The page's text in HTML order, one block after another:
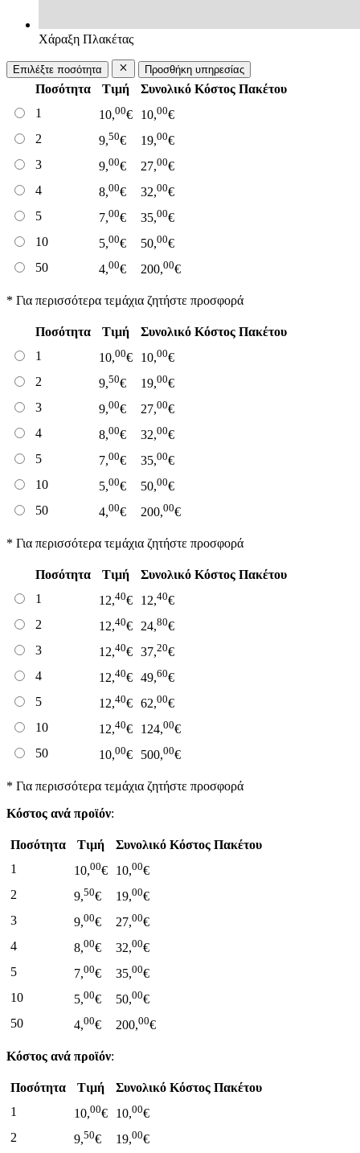
Χάραξη Πλακέτας
Επιλέξτε ποσότητα Προσθήκη υπηρεσίας
Ποσότητα Τιμή
Συνολικό Κόστος Πακέτου
1
10,00€ 10,00€
2
9,50€ 19,00€
3
9,00€ 27,00€
4
8,00€ 32,00€
5
7,00€ 35,00€
10
5,00€ 50,00€
50
4,00€ 200,00€
* Για περισσότερα τεμάχια ζητήστε προσφορά
Ποσότητα Τιμή
Συνολικό Κόστος Πακέτου
1
10,00€ 10,00€
2
9,50€ 19,00€
3
9,00€ 27,00€
4
8,00€ 32,00€
5
7,00€ 35,00€
10
5,00€ 50,00€
50
4,00€ 200,00€
* Για περισσότερα τεμάχια ζητήστε προσφορά
Ποσότητα Τιμή
Συνολικό Κόστος Πακέτου
1
12,40€ 12,40€
2
12,40€ 24,80€
3
12,40€ 37,20€
4
12,40€ 49,60€
5
12,40€ 62,00€
10
12,40€ 124,00€
50
10,00€ 500,00€
* Για περισσότερα τεμάχια ζητήστε προσφορά
Κόστος ανά προϊόν:
Ποσότητα Τιμή
Συνολικό Κόστος Πακέτου
1
10,00€ 10,00€
2
9,50€ 19,00€
3
9,00€ 27,00€
4
8,00€ 32,00€
5
7,00€ 35,00€
10
5,00€ 50,00€
50
4,00€ 200,00€
Κόστος ανά προϊόν:
Ποσότητα Τιμή
Συνολικό Κόστος Πακέτου
1
10,00€ 10,00€
2
9,50€ 19,00€